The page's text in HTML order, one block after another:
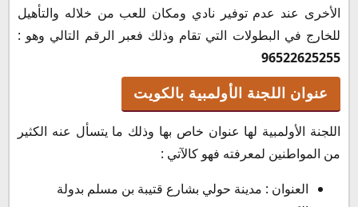
الأخرى عند عدم توفير نادي ومكان للعب من خلاله والتأهيل
للخارج في البطولات التي تقام وذلك فعبر الرقم التالي وهو :
96522625255
عنوان اللجنة الأولمبية بالكويت
اللجنة الأولمبية لها عنوان خاص بها وذلك ما يتسأل عنه الكثير
من المواطنين لمعرفته فهو كالآتي :
العنوان : مدينة حولي بشارع قتيبة بن مسلم بدولة